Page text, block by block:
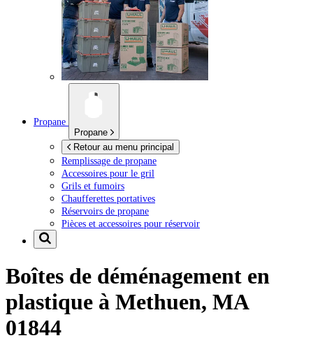
Propane
Propane
Retour au menu principal
Remplissage de propane
Accessoires pour le gril
Grils et fumoirs
Chaufferettes portatives
Réservoirs de propane
Pièces et accessoires pour réservoir
Boîtes de déménagement en
plastique à Methuen, MA
01844